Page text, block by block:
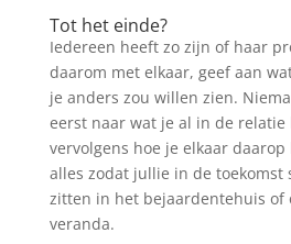
Tot het einde?
Iedereen heeft zo zijn of haar
daarom met elkaar, geef aan
je anders zou willen zien.
eerst naar wat je al in de
vervolgens hoe je elkaar
alles zodat jullie in de toekomst
zitten in het bejaardentehuis of
veranda.